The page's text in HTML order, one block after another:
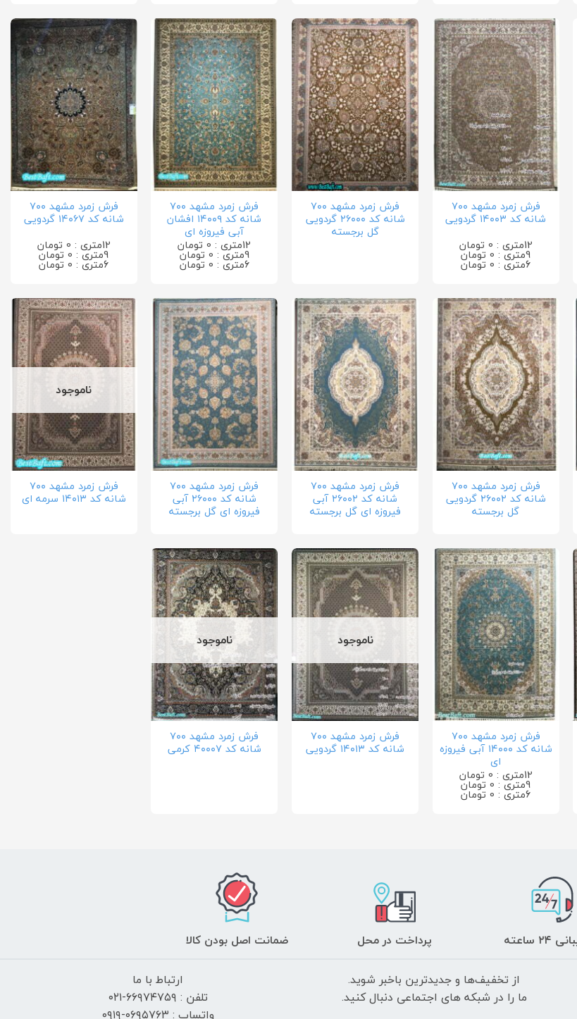
فرش زمرد مشهد ۷۰۰
شانه کد ۱۴۰۰۳ گردویی
12متری : 0 تومان
9متری : 0 تومان
6متری : 0 تومان
فرش زمرد مشهد ۷۰۰
شانه کد ۲۶۰۰۰ گردویی
گل برجسته
فرش زمرد مشهد ۷۰۰
شانه کد ۱۴۰۰۹ افشان
آبی فیروزه ای
12متری : 0 تومان
9متری : 0 تومان
6متری : 0 تومان
فرش زمرد مشهد ۷۰۰
شانه کد ۱۴۰۶۷ گردویی
12متری : 0 تومان
9متری : 0 تومان
6متری : 0 تومان
فرش زمرد مشهد ۷۰۰
شانه کد ۲۶۰۰۲ گردویی
گل برجسته
فرش زمرد مشهد ۷۰۰
شانه کد ۲۶۰۰۲ آبی
فیروزه ای گل برجسته
فرش زمرد مشهد ۷۰۰
شانه کد ۲۶۰۰۰ آبی
فیروزه ای گل برجسته
ناموجود
فرش زمرد مشهد ۷۰۰
شانه کد ۱۴۰۱۳ سرمه ای
فرش زمرد مشهد ۷۰۰
شانه کد ۱۴۰۰۰ آبی فیروزه
ای
12متری : 0 تومان
9متری : 0 تومان
6متری : 0 تومان
ناموجود
فرش زمرد مشهد ۷۰۰
شانه کد ۱۴۰۱۳ گردویی
ناموجود
فرش زمرد مشهد ۷۰۰
شانه کد ۴۰۰۰۷ کرمی
ساعته پرداخت در محل
ضمانت اصل بودن کالا
از تخفیف‌ها و جدیدترین‌ باخبر شوید.
ما را در شبکه های اجتماعی دنبال کنید.
ارتباط با ما
تلفن : ۶۶۹۷۴۷۵۹-۰۲۱
واتساپ : ۰۶۹۵۷۶۳-۰۹۱۹